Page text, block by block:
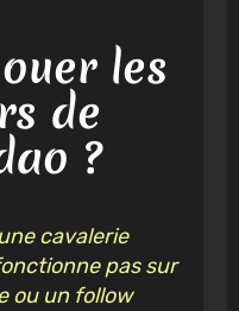
les
de
?
cavalerie
pas sur
ou un follow